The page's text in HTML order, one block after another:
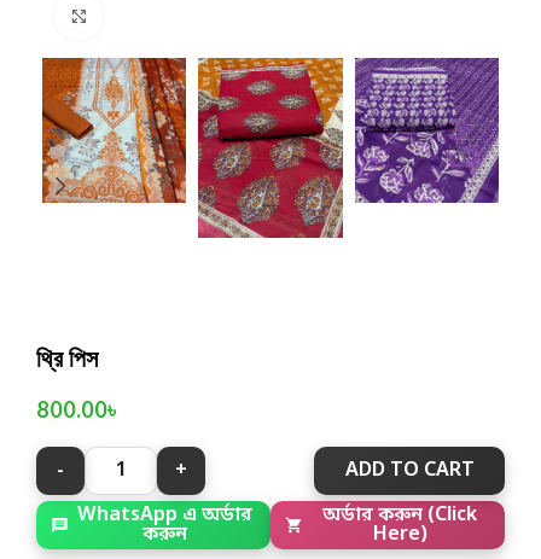
থ্রি পিস
800.00৳
ADD TO CART
WhatsApp এ অর্ডার
করুন
অর্ডার করুন (Click
Here)